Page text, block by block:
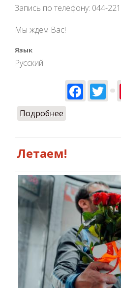
Запись по телефону: 044-
Мы ждем Вас!
Язык
Русский
Подробнее
Летаем!